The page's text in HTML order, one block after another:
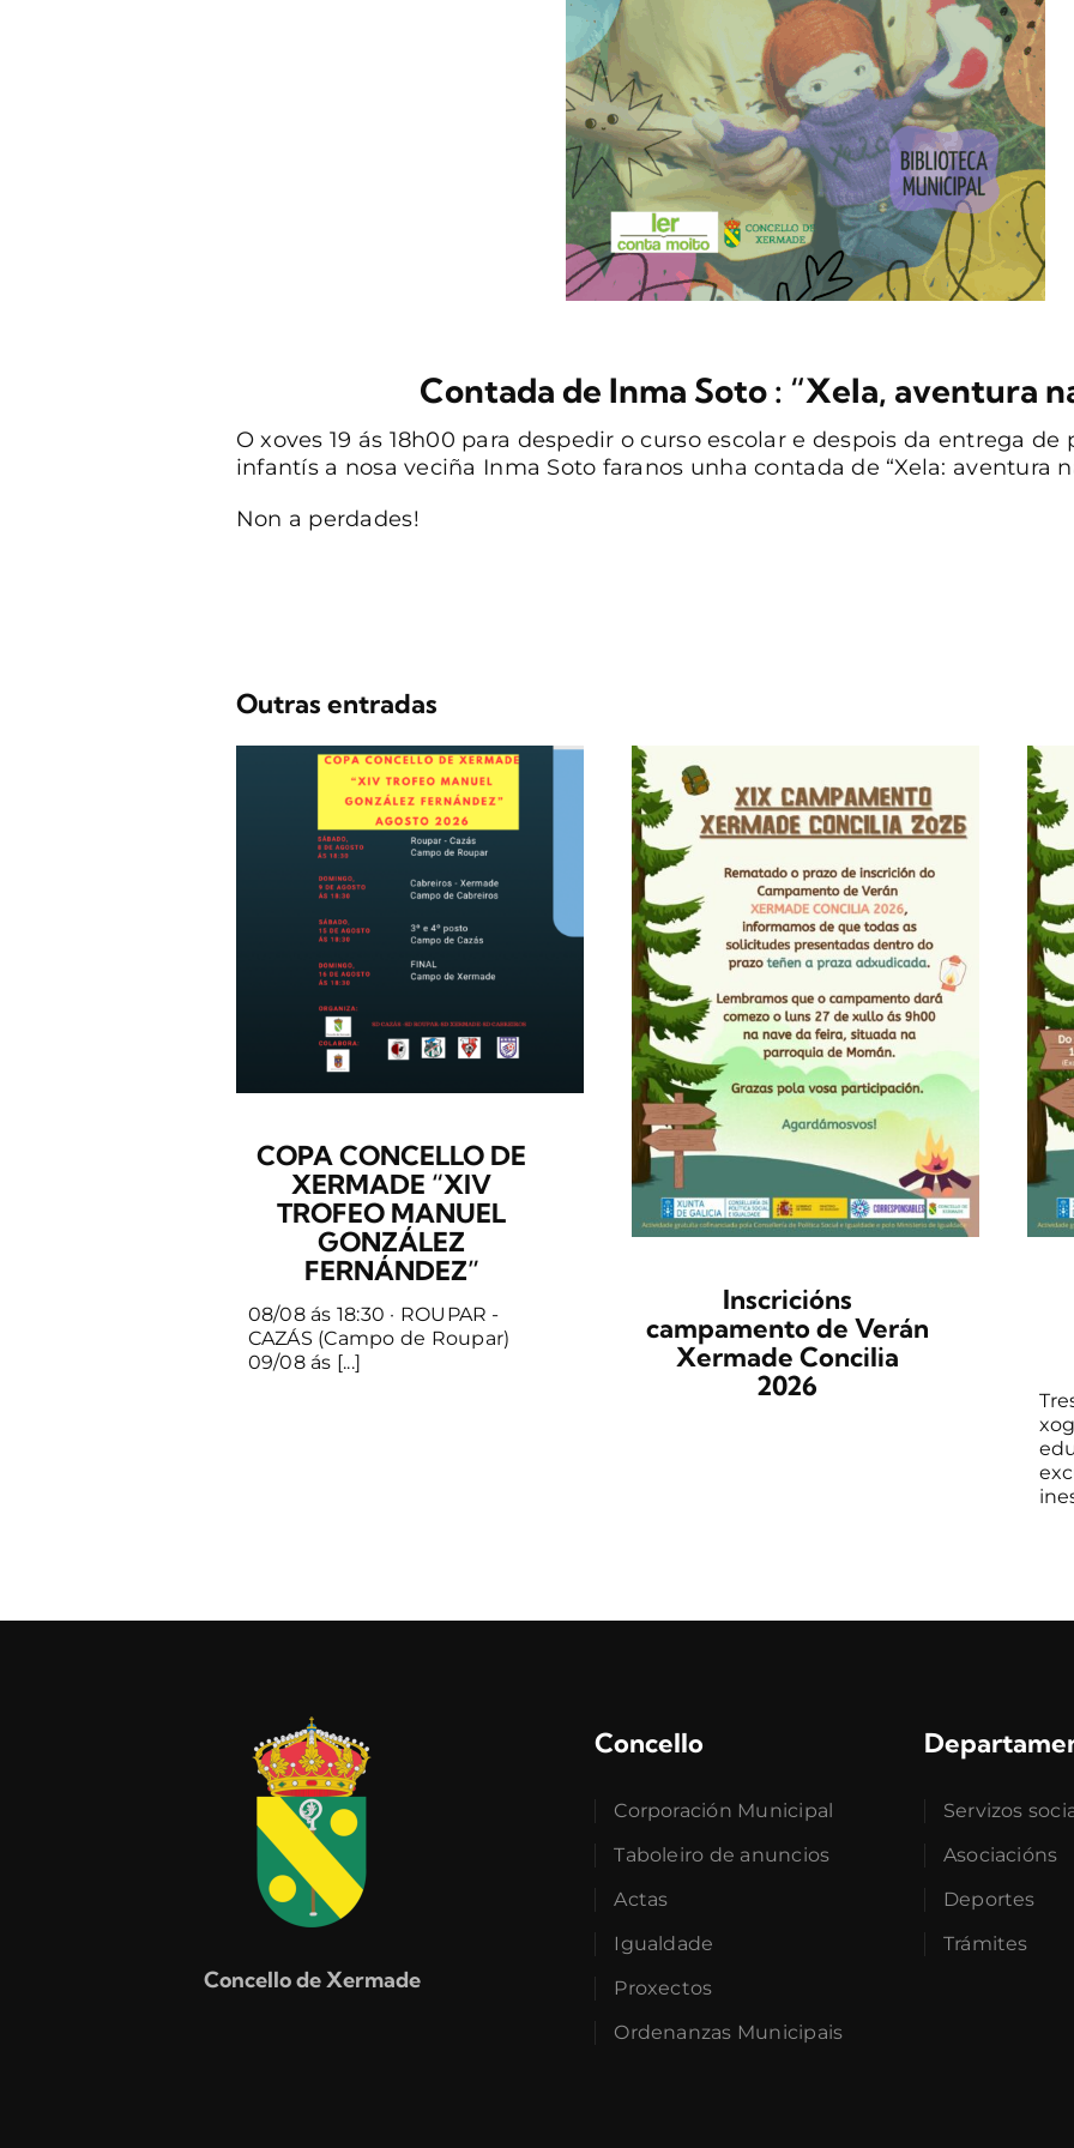
Contada de Inma Soto : “Xela, aventura
O xoves 19 ás 18h00 para despedir o curso escolar e despois da entrega
infantís a nosa veciña Inma Soto faranos unha contada de “Xela: aventura
Non a perdades!
Outras entradas
COPA CONCELLO DE
XERMADE “XIV
TROFEO MANUEL
GONZÁLEZ
FERNÁNDEZ”
08/08 ás 18:30 · ROUPAR -
CAZÁS (Campo de Roupar)
09/08 ás [...]
Inscricións
campamento de Verán
Xermade Concilia
2026
Concello de Xermade
Concello
Corporación Municipal
Taboleiro de anuncios
Actas
Igualdade
Proxectos
Ordenanzas Municipais
Servizos
Asociacións
Deportes
Trámites